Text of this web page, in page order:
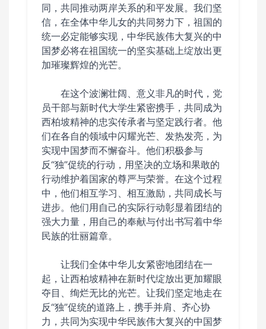
同，共同推动两岸关系的和平发展。我们坚
信，在全体中华儿女的共同努力下，祖国的
统一必定能够实现，中华民族伟大复兴的中
国梦必将在祖国统一的坚实基础上绽放出更
加璀璨辉煌的光芒。
在这个波澜壮阔、意义非凡的时代，党
员干部与新时代大学生紧密携手，共同成为
西柏坡精神的忠实传承者与坚定践行者。他
们在各自的领域中闪耀光芒、发热发亮，为
实现中国梦而不懈奋斗。他们积极参与
反“独”促统的行动，用坚决的立场和果敢的
行动维护着国家的尊严与荣誉。在这个过程
中，他们相互学习、相互激励，共同成长与
进步。他们用自己的实际行动彰显着团结的
强大力量，用自己的奉献与付出书写着中华
民族的壮丽篇章。
让我们全体中华儿女紧密地团结在一
起，让西柏坡精神在新时代绽放出更加耀眼
夺目、绚烂无比的光芒。让我们坚定地走在
反“独”促统的道路上，携手并肩、齐心协
力，共同为实现中华民族伟大复兴的中国梦